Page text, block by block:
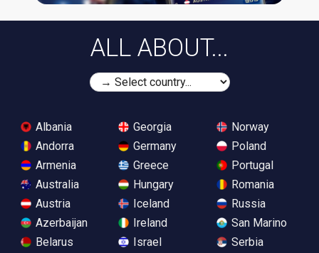
ALL ABOUT...
Albania
Andorra
Armenia
Australia
Austria
Azerbaijan
Belarus
Georgia
Germany
Greece
Hungary
Iceland
Ireland
Israel
Norway
Poland
Portugal
Romania
Russia
San Marino
Serbia